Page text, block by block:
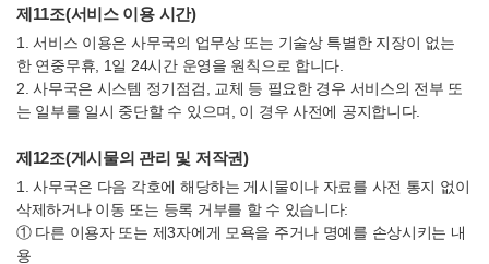
제11조(서비스 이용 시간)
1. 서비스 이용은 사무국의 업무상 또는 기술상 특별한 지장이 없는
한 연중무휴, 1일 24시간 운영을 원칙으로 합니다.
2. 사무국은 시스템 정기점검, 교체 등 필요한 경우 서비스의 전부 또
는 일부를 일시 중단할 수 있으며, 이 경우 사전에 공지합니다.
제12조(게시물의 관리 및 저작권)
1. 사무국은 다음 각호에 해당하는 게시물이나 자료를 사전 통지 없이
삭제하거나 이동 또는 등록 거부를 할 수 있습니다:
① 다른 이용자 또는 제3자에게 모욕을 주거나 명예를 손상시키는 내
용